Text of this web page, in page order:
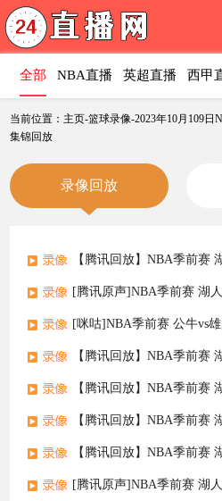
全部 NBA直播 英超直播 西甲
当前位置：主页-篮球录像-2023年10月109
集锦回放
录像回放
【腾讯回放】NBA季前赛
[腾讯原声]NBA季前赛 湖
[咪咕]NBA季前赛 公牛vs
【腾讯回放】NBA季前赛
【腾讯回放】NBA季前赛
【腾讯回放】NBA季前赛
【腾讯回放】NBA季前赛
[腾讯原声]NBA季前赛 湖